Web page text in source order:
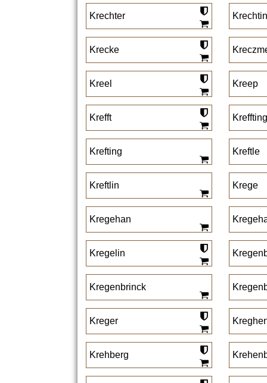
Krechter
Krecke
Kreel Kreep
Krefft Kreffting
Krefting Kreftle
Kreftlin Krege
Kregehan
Kregelin
Kregenbrinck
Kreger
Krehberg